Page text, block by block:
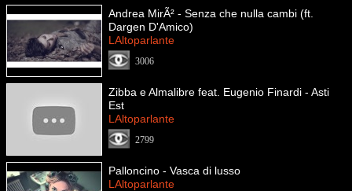
Andrea MirÃ² - Senza che nulla cambi (ft.
Dargen D'Amico)
LAltoparlante
3006
Zibba e Almalibre feat. Eugenio Finardi - Asti
Est
LAltoparlante
2799
Palloncino - Vasca di lusso
LAltoparlante